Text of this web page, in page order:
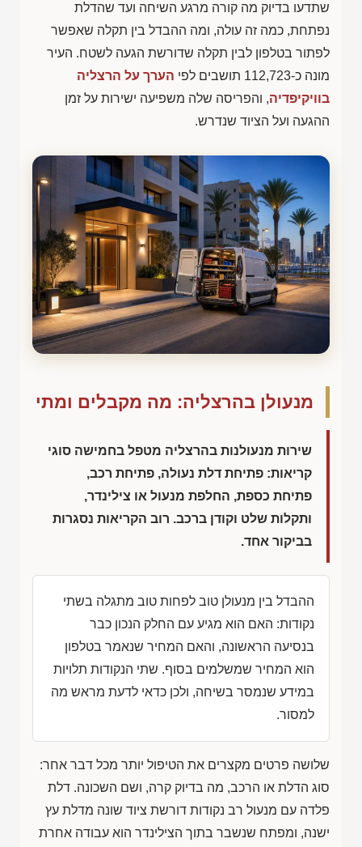
שתדעו בדיוק מה קורה מרגע השיחה ועד שהדלת
נפתחת, כמה זה עולה, ומה ההבדל בין תקלה שאפשר
לפתור בטלפון לבין תקלה שדורשת הגעה לשטח. העיר
מונה כ-112,723 תושבים לפי
הערך על הרצליה
בוויקיפדיה, והפריסה שלה משפיעה ישירות על זמן
ההגעה ועל הציוד שנדרש.
מנעולן בהרצליה: מה מקבלים ומתי
שירות מנעולנות בהרצליה מטפל בחמישה סוגי
קריאות: פתיחת דלת נעולה, פתיחת רכב,
פתיחת כספת, החלפת מנעול או צילינדר,
ותקלות שלט וקודן ברכב. רוב הקריאות נסגרות
בביקור אחד.
ההבדל בין מנעולן טוב לפחות טוב מתגלה בשתי
נקודות: האם הוא מגיע עם החלק הנכון כבר
בנסיעה הראשונה, והאם המחיר שנאמר בטלפון
הוא המחיר שמשלמים בסוף. שתי הנקודות תלויות
במידע שנמסר בשיחה, ולכן כדאי לדעת מראש מה
למסור.
שלושה פרטים מקצרים את הטיפול יותר מכל דבר אחר:
סוג הדלת או הרכב, מה בדיוק קרה, ושם השכונה. דלת
פלדה עם מנעול רב נקודות דורשת ציוד שונה מדלת עץ
ישנה, ומפתח שנשבר בתוך הצילינדר הוא עבודה אחרת